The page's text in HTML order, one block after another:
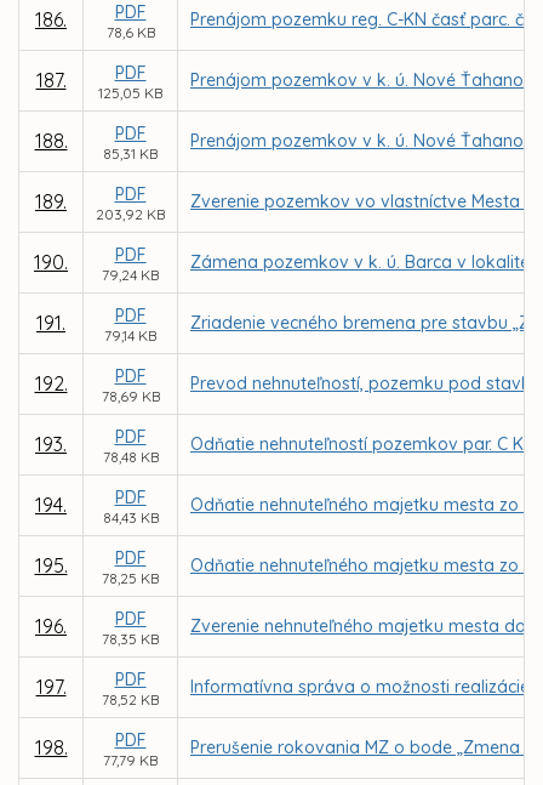
186. PDF
78,6 KB
Prenájom pozemku reg. C-KN časť parc.
187. PDF
125,05 KB
Prenájom pozemkov v k. ú. Nové
188. PDF
85,31 KB
Prenájom pozemkov v k. ú. Nové
189. PDF
203,92 KB
Zverenie pozemkov vo vlastníctve Mesta
190. PDF
79,24 KB
Zámena pozemkov v k. ú. Barca v lokalite
191. PDF
79,14 KB
Zriadenie vecného bremena pre stavbu
192. PDF
78,69 KB
Prevod nehnuteľností, pozemku pod
193. PDF
78,48 KB
Odňatie nehnuteľností pozemkov par. C KN
194. PDF
84,43 KB
Odňatie nehnuteľného majetku mesta zo
195. PDF
78,25 KB
Odňatie nehnuteľného majetku mesta zo
196. PDF
78,35 KB
Zverenie nehnuteľného majetku mesta do
197. PDF
78,52 KB
Informatívna správa o možnosti realizácie
198. PDF
77,79 KB
Prerušenie rokovania MZ o bode „Zmena